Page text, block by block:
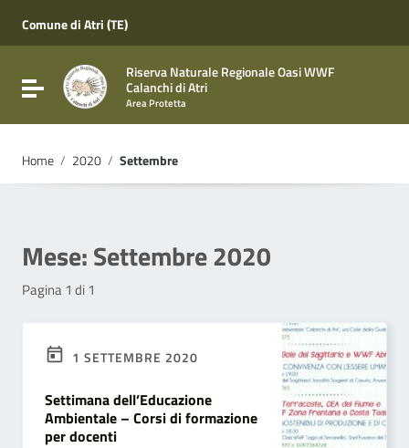
Vai al menu di navigazione
Vai al footer
Comune di Atri (TE)
Attiva / disattiva la navigazione
Riserva Naturale Regionale Oasi WWF
Calanchi di Atri
Area Protetta
Home / 2020 / Settembre
Mese:Settembre 2020
Pagina 1 di 1
1 SETTEMBRE 2020
Settimana dell’Educazione
Ambientale – Corsi di formazione
per docenti